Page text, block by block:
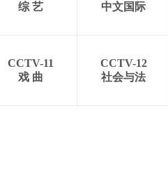
综 艺
中文国际
CCTV-11
戏 曲
CCTV-12
社会与法